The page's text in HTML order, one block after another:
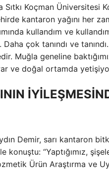
Sıtkı Koçman
kantaron yağını her
kullandım ve
çok tanındı ve
Muğla geneline
ve doğal ortamda
Demir, sarı kantaron
“Yaptığımız,
Ürün Araştırma ve